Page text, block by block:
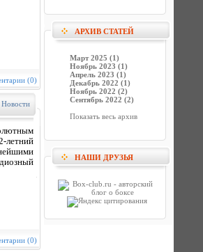
(0)
Новости
летний
(0)
АРХИВ СТАТЕЙ
Март 2025 (1)
Ноябрь 2023 (1)
Апрель 2023 (1)
Декабрь 2022 (1)
Ноябрь 2022 (2)
Сентябрь 2022 (2)
Показать весь архив
НАШИ ДРУЗЬЯ